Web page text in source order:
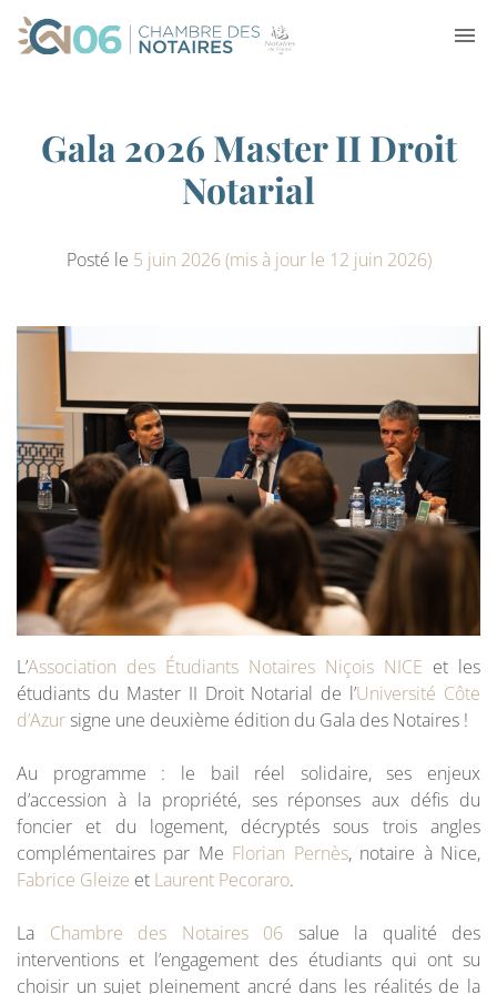
Gala 2026 Master II Droit
Notarial
Posté le 5 juin 2026(mis à jour le 12 juin 2026)
L’Association des Étudiants Notaires Niçois NICE et les
étudiants du Master II Droit Notarial de l’Université Côte
d’Azursigne une deuxième édition du Gala des Notaires !
Au programme : le bail réel solidaire, ses enjeux
d’accession à la propriété, ses réponses aux défis du
foncier et du logement, décryptés sous trois angles
complémentaires par Me Florian Pernès, notaire à Nice,
Fabrice Gleize et Laurent Pecoraro.
La Chambre des Notaires 06 salue la qualité des
interventions et l’engagement des étudiants qui ont su
choisir un sujet pleinement ancré dans les réalités de la